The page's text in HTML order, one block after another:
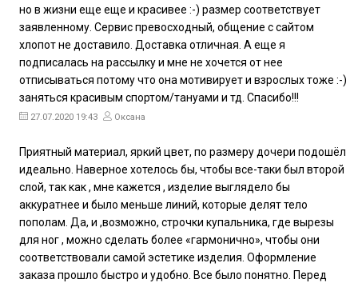
но в жизни еще еще и красивее :-) размер соответствует
заявленному. Сервис превосходный, общение с сайтом
хлопот не доставило. Доставка отличная. А еще я
подписалась на рассылку и мне не хочется от нее
отписываться потому что она мотивирует и взрослых тоже :-)
заняться красивым спортом/тануами и тд. Спасибо!!!
27.07.2020 19:43 Оксана
Приятный материал, яркий цвет, по размеру дочери подошёл
идеально. Наверное хотелось бы, чтобы все-таки был второй
слой, так как , мне кажется , изделие выглядело бы
аккуратнее и было меньше линий, которые делят тело
пополам. Да, и ,возможно, строчки купальника, где вырезы
для ног , можно сделать более «гармонично», чтобы они
соответствовали самой эстетике изделия. Оформление
заказа прошло быстро и удобно. Все было понятно. Перед